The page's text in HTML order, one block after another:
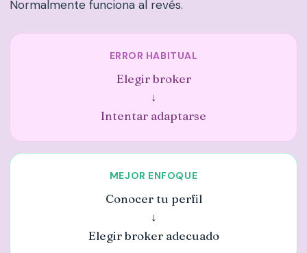
Normalmente funciona al revés.
ERROR HABITUAL
Elegir broker
↓
Intentar adaptarse
MEJOR ENFOQUE
Conocer tu perfil
↓
Elegir broker adecuado